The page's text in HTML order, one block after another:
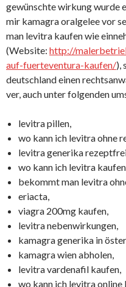
gewünschte wirkung wurde
mir kamagra oralgelee vor
man levitra kaufen wie
(Website: http://
auf-fuerteventura-kaufen/),
deutschland einen
ver, auch unter folgenden
levitra pillen,
wo kann ich levitra ohne
levitra generika
wo kann ich levitra
bekommt man levitra
eriacta,
viagra 200mg kaufen,
levitra nebenwirkungen,
kamagra generika in
kamagra wien abholen,
levitra vardenafil kaufen,
wo kann ich levitra online